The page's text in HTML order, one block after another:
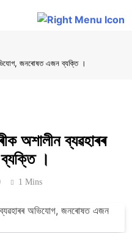
জনৰোষত এজন ব্যক্তি ।
অশালীন ব্যৱহাৰৰ
।
1 Mins